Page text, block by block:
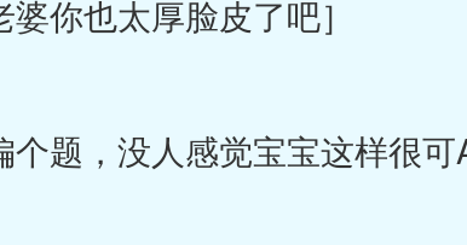
你也太厚脸皮了吧］
题，没人感觉宝宝这样很可